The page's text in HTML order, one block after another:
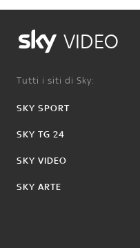
VIDEO
Tutti i siti di Sky:
SKY SPORT
SKY TG 24
SKY VIDEO
SKY ARTE